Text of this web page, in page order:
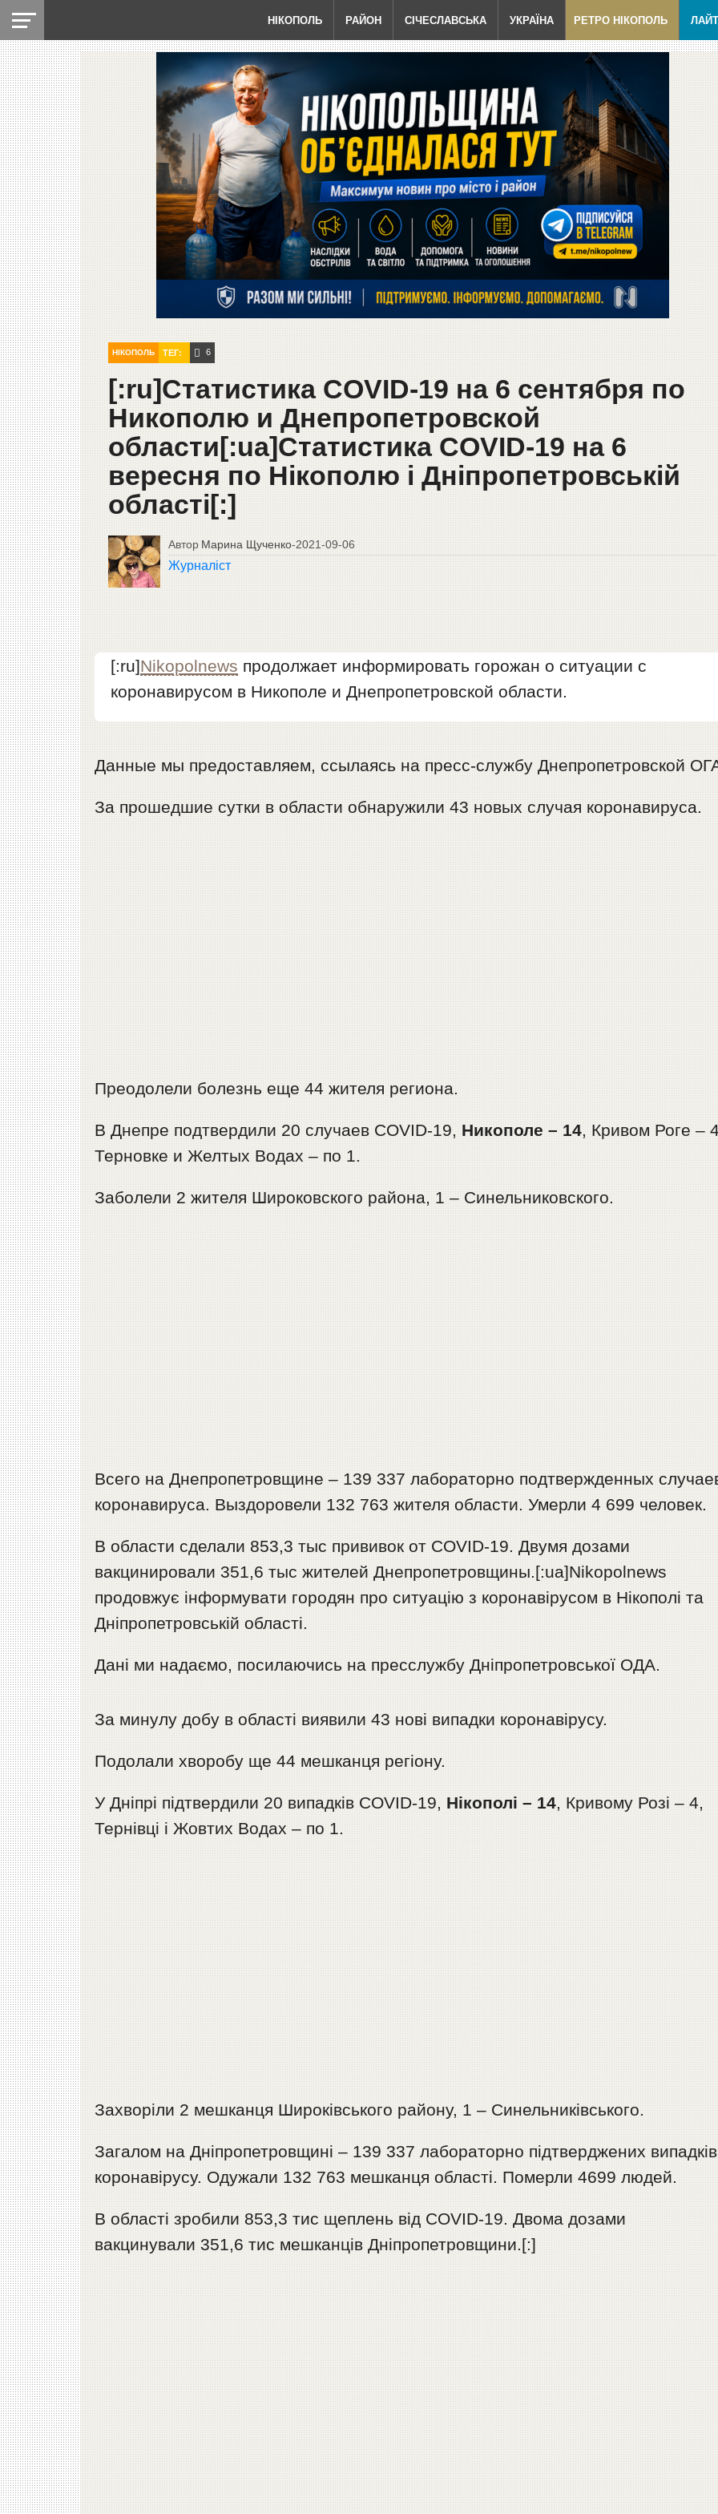
НІКОПОЛЬ РАЙОН СІЧЕСЛАВСЬКА УКРАЇНА РЕТРО НІКОПОЛЬ ЛАЙТ
НІКОПОЛЬ ТЕГ: 6
[:ru]Статистика COVID-19 на 6 сентября по
Никополю и Днепропетровской
области[:ua]Статистика COVID-19 на 6
вересня по Нікополю і Дніпропетровській
області[:]
Автор Марина Щученко-2021-09-06
Журналіст
[:ru]Nikopolnews продолжает информировать горожан о ситуации с
коронавирусом в Никополе и Днепропетровской области.
Данные мы предоставляем, ссылаясь на пресс-службу Днепропетровской
За прошедшие сутки в области обнаружили 43 новых случая коронавируса.
Преодолели болезнь еще 44 жителя региона.
В Днепре подтвердили 20 случаев COVID-19, Никополе – 14, Кривом Роге –
Терновке и Желтых Водах – по 1.
Заболели 2 жителя Широковского района, 1 – Синельниковского.
Всего на Днепропетровщине – 139 337 лабораторно подтвержденных
коронавируса. Выздоровели 132 763 жителя области. Умерли 4 699 человек.
В области сделали 853,3 тыс прививок от COVID-19. Двумя дозами
вакцинировали 351,6 тыс жителей Днепропетровщины.[:ua]Nikopolnews
продовжує інформувати городян про ситуацію з коронавірусом в Нікополі та
Дніпропетровській області.
Дані ми надаємо, посилаючись на пресслужбу Дніпропетровської ОДА.
За минулу добу в області виявили 43 нові випадки коронавірусу.
Подолали хворобу ще 44 мешканця регіону.
У Дніпрі підтвердили 20 випадків COVID-19, Нікополі – 14, Кривому Розі – 4,
Тернівці і Жовтих Водах – по 1.
Захворіли 2 мешканця Широківського району, 1 – Синельниківського.
Загалом на Дніпропетровщині – 139 337 лабораторно підтверджених випадків
коронавірусу. Одужали 132 763 мешканця області. Померли 4699 людей.
В області зробили 853,3 тис щеплень від COVID-19. Двома дозами
вакцинували 351,6 тис мешканців Дніпропетровщини.[:]